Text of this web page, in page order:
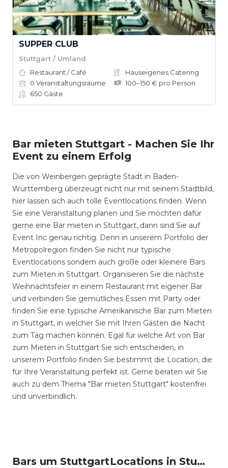
SUPPER CLUB
Stuttgart / Umland
Restaurant / Café
Hauseigenes Catering
0 Veranstaltungsräume
100–150 € pro Person
650 Gäste
Bar mieten Stuttgart - Machen Sie Ihr
Event zu einem Erfolg
Die von Weinbergen geprägte Stadt in Baden-
Württemberg überzeugt nicht nur mit seinem Stadtbild,
hier lassen sich auch tolle Eventlocations finden. Wenn
Sie eine Veranstaltung planen und Sie möchten dafür
gerne eine Bar mieten in Stuttgart, dann sind Sie auf
Event Inc genau richtig. Denn in unserem Portfolio der
Metropolregion finden Sie nicht nur typische
Eventlocations sondern auch große oder kleinere Bars
zum Mieten in Stuttgart. Organisieren Sie die nächste
Weihnachtsfeier in einem Restaurant mit eigener Bar
und verbinden Sie gemütliches Essen mit Party oder
finden Sie eine typische Amerikanische Bar zum Mieten
in Stuttgart, in welcher Sie mit Ihren Gästen die Nacht
zum Tag machen können. Egal für welche Art von Bar
zum Mieten in Stuttgart Sie sich entscheiden, in
unserem Portfolio finden Sie bestimmt die Location, die
für Ihre Veranstaltung perfekt ist. Gerne beraten wir Sie
auch zu dem Thema "Bar mieten Stuttgart" kostenfrei
und unverbindlich.
Bars um Stuttgart Locations in Stuttgart mieten